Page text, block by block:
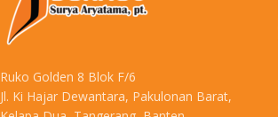
Ruko Golden 8 Blok F/6
Jl. Ki Hajar Dewantara, Pakulonan Barat,